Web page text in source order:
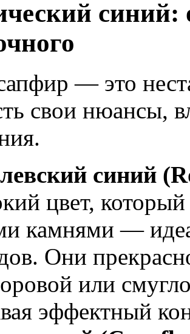
синий:
— это
свои нюансы,
синий
цвет,
камнями —
Они
или
эффектный